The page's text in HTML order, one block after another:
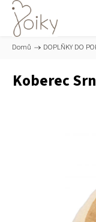
Domů / DOPLŇKY DO
Koberec